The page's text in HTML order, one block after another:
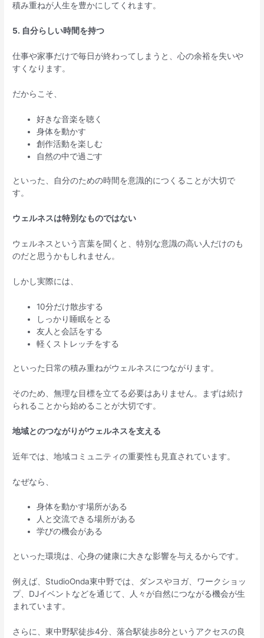
積み重ねが人生を豊かにしてくれます。
5. 自分らしい時間を持つ
仕事や家事だけで毎日が終わってしまうと、心の余裕を失いや
すくなります。
だからこそ、
好きな音楽を聴く
身体を動かす
創作活動を楽しむ
自然の中で過ごす
といった、自分のための時間を意識的につくることが大切で
す。
ウェルネスは特別なものではない
ウェルネスという言葉を聞くと、特別な意識の高い人だけのも
のだと思うかもしれません。
しかし実際には、
10分だけ散歩する
しっかり睡眠をとる
友人と会話をする
軽くストレッチをする
といった日常の積み重ねがウェルネスにつながります。
そのため、無理な目標を立てる必要はありません。まずは続け
られることから始めることが大切です。
地域とのつながりがウェルネスを支える
近年では、地域コミュニティの重要性も見直されています。
なぜなら、
身体を動かす場所がある
人と交流できる場所がある
学びの機会がある
といった環境は、心身の健康に大きな影響を与えるからです。
例えば、StudioOnda東中野では、ダンスやヨガ、ワークショッ
プ、DJイベントなどを通じて、人々が自然につながる機会が生
まれています。
さらに、東中野駅徒歩4分、落合駅徒歩8分というアクセスの良